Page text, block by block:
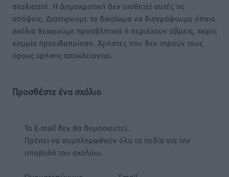
σχολιαστή. Η Δημοκρατική δεν υιοθετεί αυτές τις
απόψεις. Διατηρούμε το δικαίωμα να διαγράψουμε όποια
σχόλια θεωρούμε προσβλητικά ή περιέχουν ύβρεις, χωρίς
καμμία προειδοποίηση. Χρήστες που δεν τηρούν τους
όρους χρήσης αποκλείονται.
Προσθέστε ένα σχόλιο
Το E-mail δεν θα δημοσιευτεί.
Πρέπει να συμπληρωθούν όλα τα πεδία για την
υποβολή του σχολίου.